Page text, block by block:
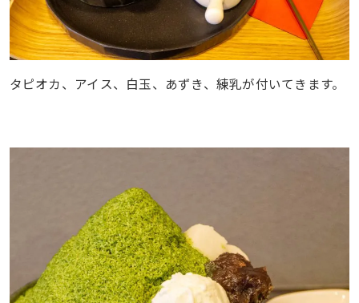
タピオカ、アイス、白玉、あずき、練乳が付いてきます。